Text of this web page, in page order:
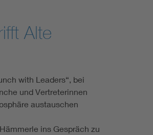
Alte
with Leaders“, bei
und Vertreterinnen
austauschen
ins Gespräch zu